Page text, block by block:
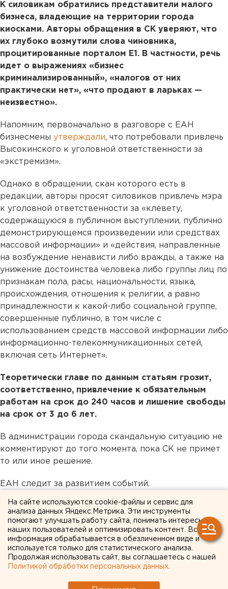
К силовикам обратились представители малого
бизнеса, владеющие на территории города
киосками. Авторы обращения в СК уверяют, что
их глубоко возмутили слова чиновника,
процитированные порталом Е1. В частности, речь
идет о выражениях «бизнес
криминализированный», «налогов от них
практически нет», «что продают в ларьках —
неизвестно».
Напомним, первоначально в разговоре с ЕАН
бизнесмены утверждали, что потребовали привлечь
Высокинского к уголовной ответственности за
«экстремизм».
Однако в обращении, скан которого есть в
редакции, авторы просят силовиков привлечь мэра
к уголовной ответственности за «клевету,
содержащуюся в публичном выступлении, публично
демонстрирующемся произведении или средствах
массовой информации» и «действия, направленные
на возбуждение ненависти либо вражды, а также на
унижение достоинства человека либо группы лиц по
признакам пола, расы, национальности, языка,
происхождения, отношения к религии, а равно
принадлежности к какой-либо социальной группе,
совершенные публично, в том числе с
использованием средств массовой информации либо
информационно-телекоммуникационных сетей,
включая сеть Интернет».
Теоретически главе по данным статьям грозит,
соответственно, привлечение к обязательным
работам на срок до 240 часов и лишение свободы
на срок от 3 до 6 лет.
В администрации города скандальную ситуацию не
комментируют до того момента, пока СК не примет
то или иное решение.
ЕАН следит за развитием событий.
На сайте используются cookie-файлы и сервис для
анализа данных Яндекс.Метрика. Эти инструменты
помогают улучшать работу сайта, понимать интересы
наших пользователей и оптимизировать контент. Вся
информация обрабатывается в обезличенном виде и
используется только для статистического анализа.
Продолжая использовать сайт, вы соглашаетесь с нашей
Политикой обработки персональных данных